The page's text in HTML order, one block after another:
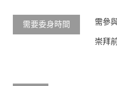
需要委身時間 需參
崇拜